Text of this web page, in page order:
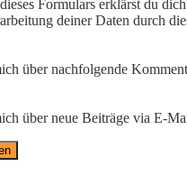
Formulars erklärst du
deiner Daten durch
über nachfolgende
über neue Beiträge via E-